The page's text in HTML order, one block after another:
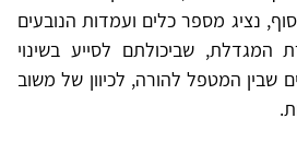
נציג מספר כלים ועמדות הנובעים
המגדלת, שביכולתם לסייע בשינוי
שבין המטפל להורה, לכיוון של משוב